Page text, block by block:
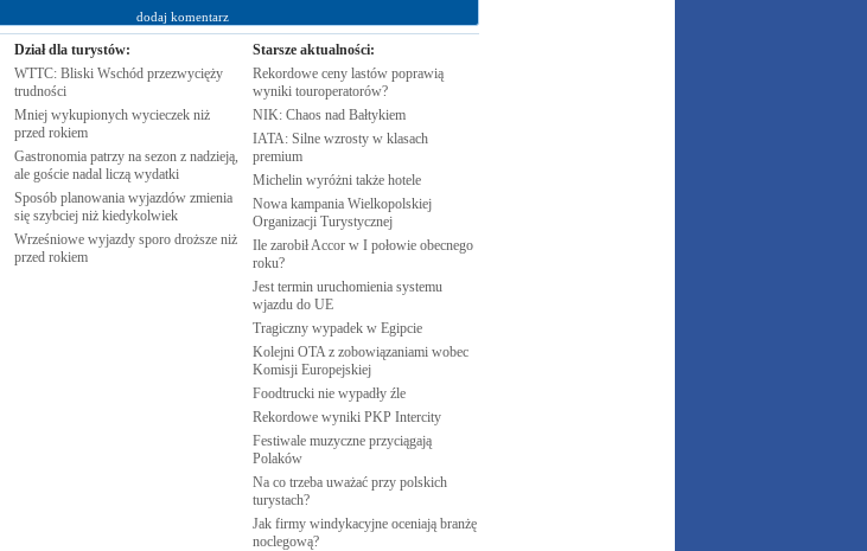
Dział dla turystów:
WTTC: Bliski Wschód przezwycięży
trudności
Mniej wykupionych wycieczek niż
przed rokiem
Gastronomia patrzy na sezon z nadzieją,
ale goście nadal liczą wydatki
Sposób planowania wyjazdów zmienia
się szybciej niż kiedykolwiek
Wrześniowe wyjazdy sporo droższe niż
przed rokiem
Starsze aktualności:
Rekordowe ceny lastów poprawią
wyniki touroperatorów?
NIK: Chaos nad Bałtykiem
IATA: Silne wzrosty w klasach
premium
Michelin wyróżni także hotele
Nowa kampania Wielkopolskiej
Organizacji Turystycznej
Ile zarobił Accor w I połowie obecnego
roku?
Jest termin uruchomienia systemu
wjazdu do UE
Tragiczny wypadek w Egipcie
Kolejni OTA z zobowiązaniami wobec
Komisji Europejskiej
Foodtrucki nie wypadły źle
Rekordowe wyniki PKP Intercity
Festiwale muzyczne przyciągają
Polaków
Na co trzeba uważać przy polskich
turystach?
Jak firmy windykacyjne oceniają branżę
noclegową?